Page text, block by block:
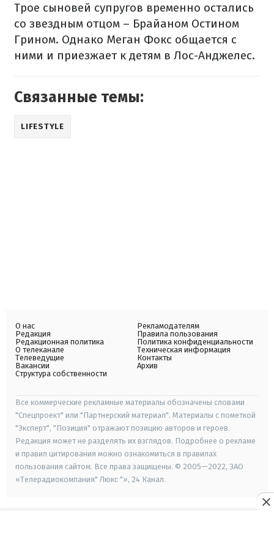
Трое сыновей супругов временно остались
со звездным отцом – Брайаном Остином
Грином. Однако Меган Фокс общается с
ними и приезжает к детям в Лос-Анджелес.
Связанные темы:
LIFESTYLE
О нас
Редакция
Редакционная политика
О телеканале
Телеведущие
Вакансии
Структура собственности
Рекламодателям
Правила пользования
Политика конфиденциальности
Техническая информация
Контакты
Архив
Все коммерческие рекламные материалы обозначены словами
"Спецпроект" или "Партнерский материал". Материалы с пометкой
"Эксперт", "Позиция" отражают позицию авторов и героев.
Редакция может не разделять их взглядов. Подробнее о рекламе
и правил цитирования можно ознакомиться в правилах
пользования сайтом. Все права защищены. © 2005—2022, ЗАО
«Телерадиокомпания" Люкс "», 24 Канал.